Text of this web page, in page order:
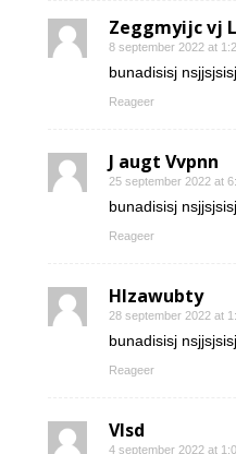
Zeggmyijc vj L
8 september 2022 at
bunadisisj
Reageer
J augt Vvpnn
25 september 2022 at
bunadisisj
Reageer
Hlzawubty
28 september 2022 at
bunadisisj
Reageer
Vlsd
4 september 2022 at